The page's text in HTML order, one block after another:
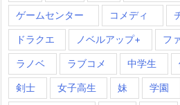
ゲームセンター コメディ
ドラクエ ノベルアップ+ フ
ラノベ ラブコメ 中学生
剣士 女子高生 妹 学園